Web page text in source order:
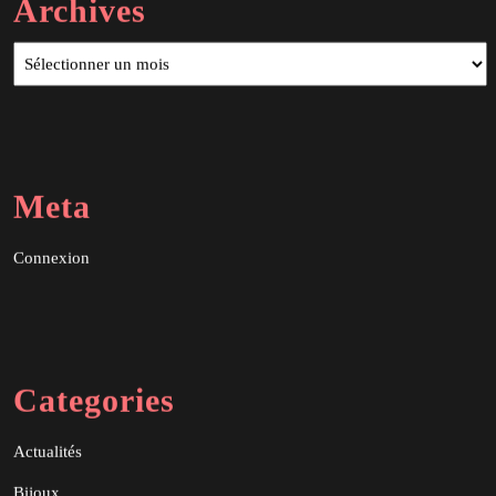
Archives
Meta
Connexion
Categories
Actualités